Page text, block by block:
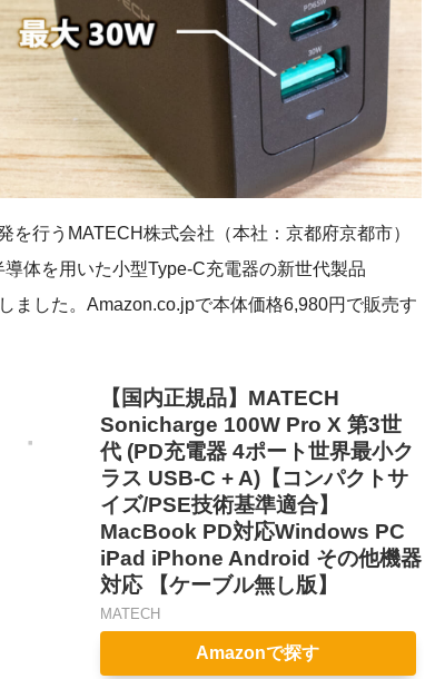
行うMATECH株式会社（本社：京都府京都市）
体を用いた小型Type-C充電器の新世代製品
ました。Amazon.co.jpで本体価格6,980円で販売す
【国内正規品】MATECH
Sonicharge 100W Pro X 第3世
代 (PD充電器 4ポート世界最小ク
ラス USB-C + A)【コンパクトサ
イズ/PSE技術基準適合】
MacBook PD対応Windows PC
iPad iPhone Android その他機器
対応 【ケーブル無し版】
MATECH
Amazonで探す